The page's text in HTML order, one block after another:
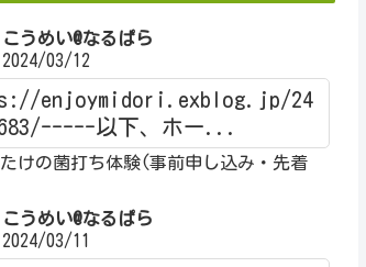
こうめい@なるぱら
2024/03/12
enjoymidori.exblog.jp/24
以下、ホー...
けの菌打ち体験(事前申し込み・先着
こうめい@なるぱら
2024/03/11